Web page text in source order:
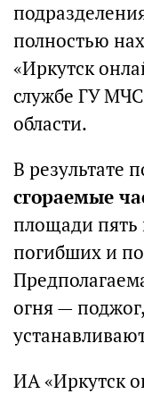
полностью
«Иркутск
службе ГУ
области.
В результате
сгораемые
площади пять
погибших и
огня —
ИА «Иркутск